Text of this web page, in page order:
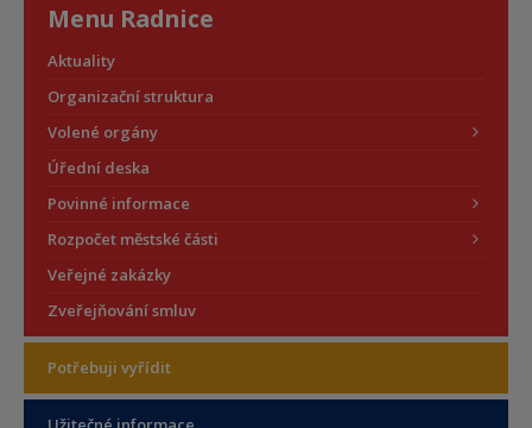
Menu Radnice
Aktuality
Organizační struktura
Volené orgány
Úřední deska
Povinné informace
Rozpočet městské části
Veřejné zakázky
Zveřejňování smluv
Potřebuji vyřídit